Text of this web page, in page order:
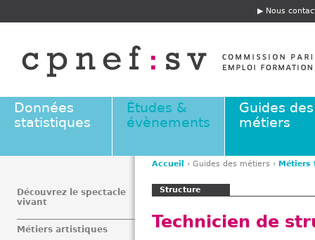
E
t
ê
e
Nous
Données
statistiques
Études &
évènements
Guides des
métiers
Accueil › Guides des métiers › Métiers
Structure
Technicien de
Découvrez le spectacle
vivant
Métiers artistiques